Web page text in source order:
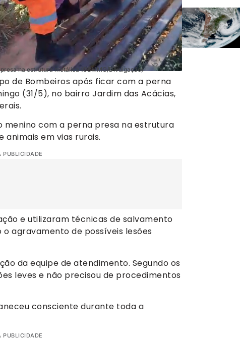
na estrutura metálica (CBMMG/Divulgação)
de Bombeiros após ficar com a perna
(31/5), no bairro Jardim das Acácias,
menino com a perna presa na estrutura
em vias rurais.
PUBLICIDADE
e utilizaram técnicas de salvamento
agravamento de possíveis lesões
da equipe de atendimento. Segundo os
leves e não precisou de procedimentos
consciente durante toda a
PUBLICIDADE